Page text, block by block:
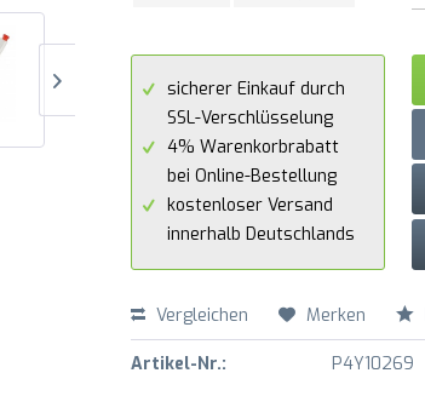
sicherer Einkauf durch
SSL-Verschlüsselung
4% Warenkorbrabatt
bei Online-Bestellung
kostenloser Versand
innerhalb Deutschlands
Vergleichen Merken
Artikel-Nr.: P4Y10269